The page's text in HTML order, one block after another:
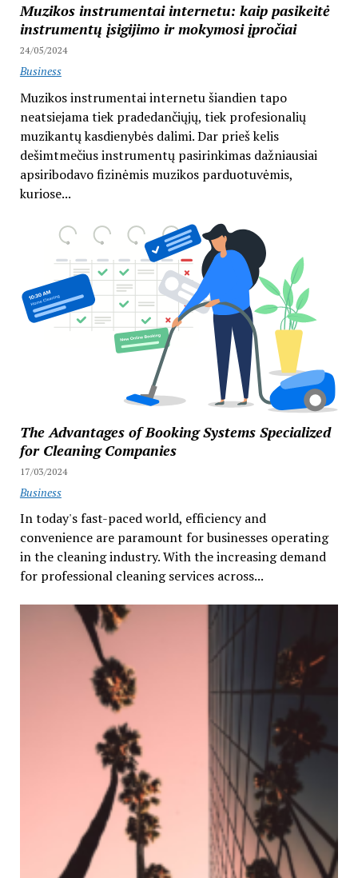
Muzikos instrumentai internetu: kaip pasikeitė
instrumentų įsigijimo ir mokymosi įpročiai
24/05/2024
Business
Muzikos instrumentai internetu šiandien tapo
neatsiejama tiek pradedančiųjų, tiek profesionalių
muzikantų kasdienybės dalimi. Dar prieš kelis
dešimtmečius instrumentų pasirinkimas dažniausiai
apsiribodavo fizinėmis muzikos parduotuvėmis,
kuriose...
The Advantages of Booking Systems Specialized
for Cleaning Companies
17/03/2024
Business
In today's fast-paced world, efficiency and
convenience are paramount for businesses operating
in the cleaning industry. With the increasing demand
for professional cleaning services across...